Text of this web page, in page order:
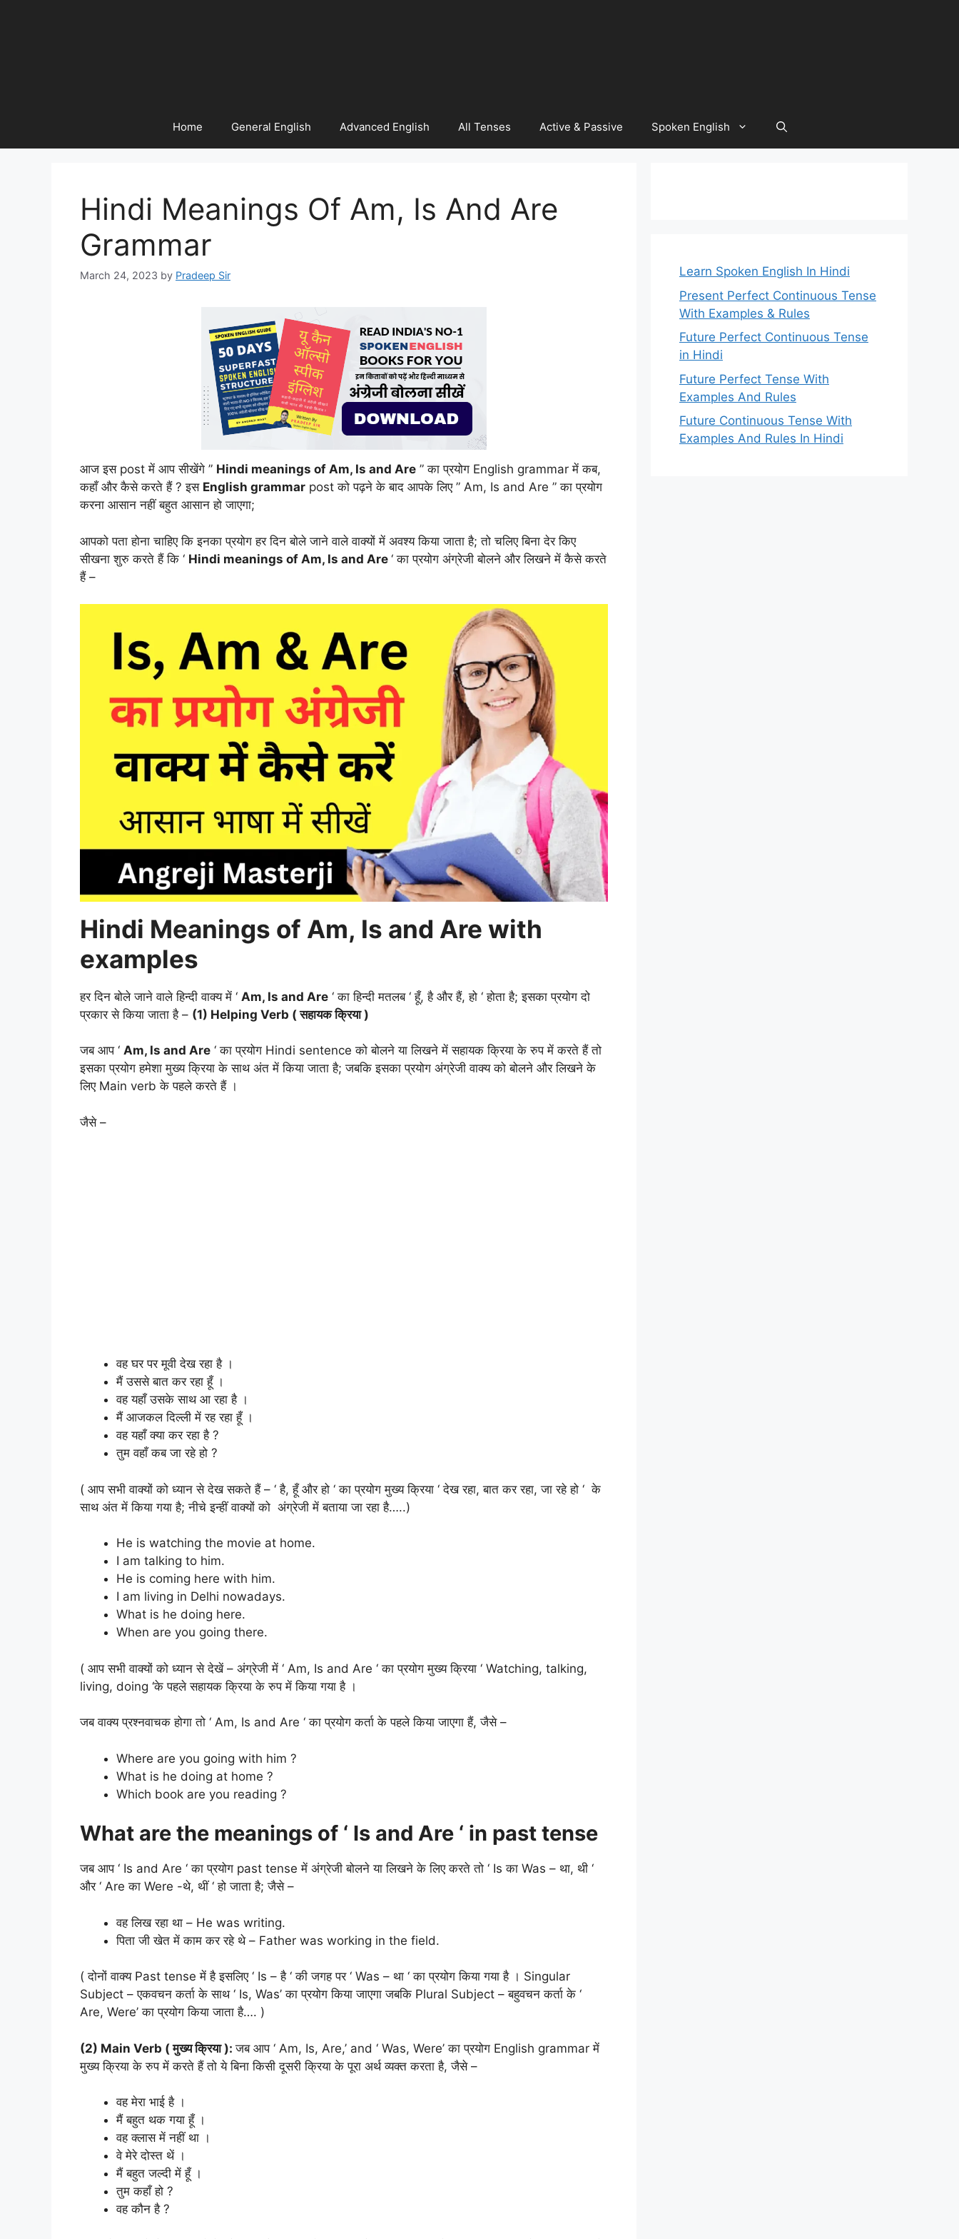
Home General English Advanced English All Tenses Active & Passive Spoken English
Hindi Meanings Of Am, Is And Are
Grammar
March 24, 2023 by Pradeep Sir
आज इस post में आप सीखेंगे ” Hindi meanings of Am, Is and Are ” का प्रयोग English grammar में कब,
कहाँ और कैसे करते हैं ? इस English grammar post को पढ़ने के बाद आपके लिए ” Am, Is and Are ” का प्रयोग
करना आसान नहीं बहुत आसान हो जाएगा;
आपको पता होना चाहिए कि इनका प्रयोग हर दिन बोले जाने वाले वाक्यों में अवश्य किया जाता है; तो चलिए बिना देर किए
सीखना शुरु करते हैं कि ‘ Hindi meanings of Am, Is and Are ‘ का प्रयोग अंग्रेजी बोलने और लिखने में कैसे करते
हैं –
Hindi Meanings of Am, Is and Are with
examples
हर दिन बोले जाने वाले हिन्दी वाक्य में ‘ Am, Is and Are ‘ का हिन्दी मतलब ‘ हूँ, है और हैं, हो ‘ होता है; इसका प्रयोग दो
प्रकार से किया जाता है – (1) Helping Verb ( सहायक क्रिया )
जब आप ‘ Am, Is and Are ‘ का प्रयोग Hindi sentence को बोलने या लिखने में सहायक क्रिया के रुप में करते हैं तो
इसका प्रयोग हमेशा मुख्य क्रिया के साथ अंत में किया जाता है; जबकि इसका प्रयोग अंग्रेजी वाक्य को बोलने और लिखने के
लिए Main verb के पहले करते हैं ।
जैसे –
वह घर पर मूवी देख रहा है ।
मैं उससे बात कर रहा हूँ ।
वह यहाँ उसके साथ आ रहा है ।
मैं आजकल दिल्ली में रह रहा हूँ ।
वह यहाँ क्या कर रहा है ?
तुम वहाँ कब जा रहे हो ?
( आप सभी वाक्यों को ध्यान से देख सकते हैं – ‘ है, हूँ और हो ‘ का प्रयोग मुख्य क्रिया ‘ देख रहा, बात कर रहा, जा रहे हो ‘ के
साथ अंत में किया गया है; नीचे इन्हीं वाक्यों को अंग्रेजी में बताया जा रहा है…..)
He is watching the movie at home.
I am talking to him.
He is coming here with him.
I am living in Delhi nowadays.
What is he doing here.
When are you going there.
( आप सभी वाक्यों को ध्यान से देखें – अंग्रेजी में ‘ Am, Is and Are ‘ का प्रयोग मुख्य क्रिया ‘ Watching, talking,
living, doing ‘के पहले सहायक क्रिया के रुप में किया गया है ।
जब वाक्य प्रश्नवाचक होगा तो ‘ Am, Is and Are ‘ का प्रयोग कर्ता के पहले किया जाएगा हैं, जैसे –
Where are you going with him ?
What is he doing at home ?
Which book are you reading ?
What are the meanings of ‘ Is and Are ‘ in past tense
जब आप ‘ Is and Are ‘ का प्रयोग past tense में अंग्रेजी बोलने या लिखने के लिए करते तो ‘ Is का Was – था, थी ‘
और ‘ Are का Were -थे, थीं ‘ हो जाता है; जैसे –
वह लिख रहा था – He was writing.
पिता जी खेत में काम कर रहे थे – Father was working in the field.
( दोनों वाक्य Past tense में है इसलिए ‘ Is – है ‘ की जगह पर ‘ Was – था ‘ का प्रयोग किया गया है । Singular
Subject – एकवचन कर्ता के साथ ‘ Is, Was’ का प्रयोग किया जाएगा जबकि Plural Subject – बहुवचन कर्ता के ‘
Are, Were’ का प्रयोग किया जाता है…. )
(2) Main Verb ( मुख्य क्रिया ):जब आप ‘ Am, Is, Are,’ and ‘ Was, Were’ का प्रयोग English grammar में
मुख्य क्रिया के रुप में करते हैं तो ये बिना किसी दूसरी क्रिया के पूरा अर्थ व्यक्त करता है, जैसे –
वह मेरा भाई है ।
मैं बहुत थक गया हूँ ।
वह क्लास में नहीं था ।
वे मेरे दोस्त थें ।
मैं बहुत जल्दी में हूँ ।
तुम कहाँ हो ?
वह कौन है ?
Learn Spoken English In Hindi
Present Perfect Continuous Tense
With Examples & Rules
Future Perfect Continuous Tense
in Hindi
Future Perfect Tense With
Examples And Rules
Future Continuous Tense With
Examples And Rules In Hindi